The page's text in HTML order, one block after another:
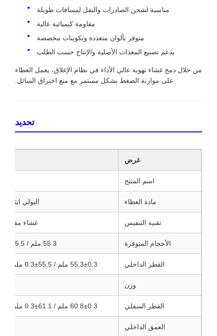
مناسبة لشحن الصادرات والنقل لمسافات طويلة
مقاومة كيميائية عالية
متوفر بألوان متعددة وتكوينات مخصصة
يدعم تصنيع المعدات الأصلية والإنتاج حسب الطلب
من خلال دمج غشاء تهوية عالي الأداء في نظام الإغلاق، يعمل الغطاء
على موازنة الضغط بشكل مستمر مع منع اختراق السائل.
تحديد
غرض
اسم المنتج
مادة الغطاء البولي
تقنية التنفيس غشاء مقاوم
الأحجام المتوفرة 55.3 ملم / 55.5 ملم / 55.8 ملم
القطر الداخلي 55.3±0.3 ملم / 55.5±0.3 ملم / 55.8±0.3 ملم
وزن
القطر السفلي 60.8±0.3 ملم / 61.1±0.3 ملم / 61.3±0.3 ملم
العمق الداخلي